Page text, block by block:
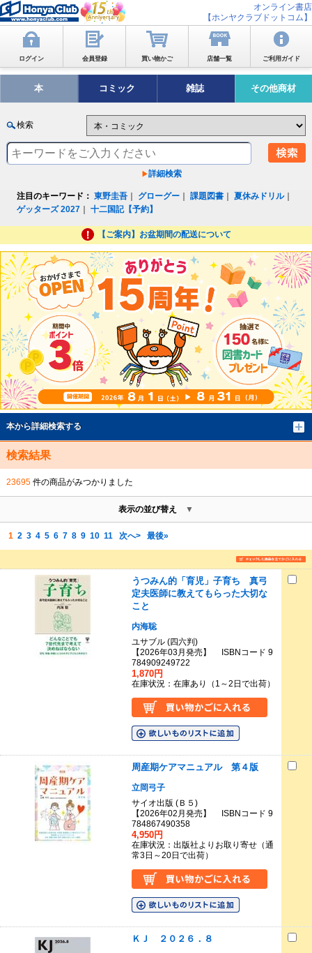
オンライン書店
【ホンヤクラブドットコム】
ログイン 会員登録 買い物かご 店舗一覧 ご利用ガイド
本 コミック 雑誌 その他商材
検索
詳細検索
注目のキーワード： 東野圭吾 グローグー ｜課題図書 ｜夏休みドリル｜
ゲッターズ 2027 ｜十二国記【予約】
【ご案内】お盆期間の配送について
本から詳細検索する
検索結果
23695件の商品がみつかりました
表示の並び替え
1 2 3 4 5 6 7 8 9 10 11 次へ> 最後»
うつみん的「育児」子育ち 真弓
定夫医師に教えてもらった大切な
こと
内海聡
ユサブル (四六判)
【2026年03月発売】 ISBNコード 9
784909249722
1,870円
在庫状況：在庫あり（1～2日で出荷）
周産期ケアマニュアル 第４版
立岡弓子
サイオ出版 (Ｂ５)
【2026年02月発売】 ISBNコード 9
784867490358
4,950円
在庫状況：出版社よりお取り寄せ（通
常3日～20日で出荷）
ＫＪ ２０２６．８